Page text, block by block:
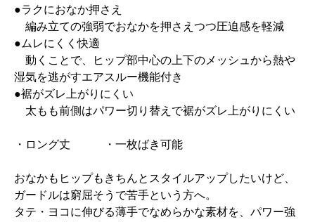
●ラクにおなか押さえ
編み立ての強弱でおなかを押さえつつ圧迫感を軽減
●ムレにくく快適
動くことで、ヒップ部中心の上下のメッシュから熱や
湿気を逃がすエアスルー機能付き
●裾がズレ上がりにくい
太もも前側はパワー切り替えで裾がズレ上がりにくい
・ロング丈 ・一枚ばき可能
おなかもヒップもきちんとスタイルアップしたいけど、
ガードルは窮屈そうで苦手という方へ。
タテ・ヨコに伸びる薄手でなめらかな素材を、パワー強